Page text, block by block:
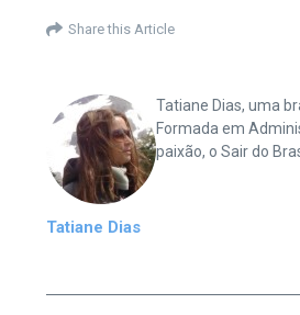
Share this Article
Tatiane Dias
Tatiane Dias, uma
Formada em
paixão, o Sair do